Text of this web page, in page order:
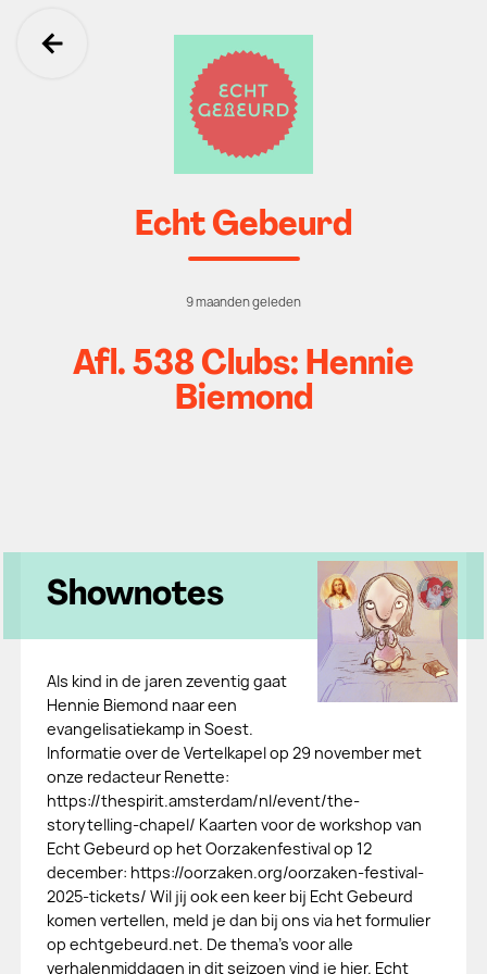
Ga terug
Echt Gebeurd
9 maanden geleden
Afl. 538 Clubs: Hennie
Biemond
Shownotes
Als kind in de jaren zeventig gaat
Hennie Biemond naar een
evangelisatiekamp in Soest.
Informatie over de Vertelkapel op 29 november met
onze redacteur Renette:
https://thespirit.amsterdam/nl/event/the-
storytelling-chapel/ Kaarten voor de workshop van
Echt Gebeurd op het Oorzakenfestival op 12
december: https://oorzaken.org/oorzaken-festival-
2025-tickets/ Wil jij ook een keer bij Echt Gebeurd
komen vertellen, meld je dan bij ons via het formulier
op echtgebeurd.net. De thema's voor alle
verhalenmiddagen in dit seizoen vind je hier. Echt